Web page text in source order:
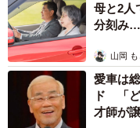
母と2人
分刻み…
山岡 も
愛車は
ド 「
才師が